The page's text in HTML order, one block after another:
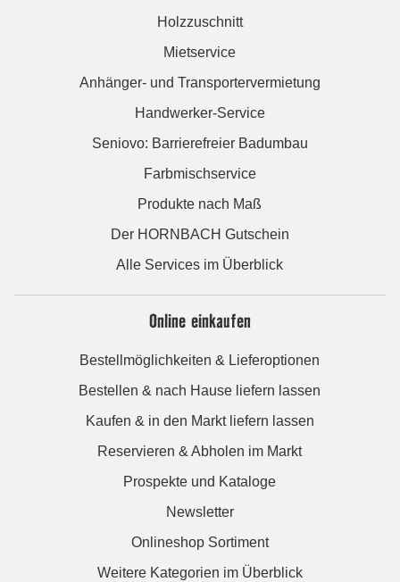
Holzzuschnitt
Mietservice
Anhänger- und Transportervermietung
Handwerker-Service
Seniovo: Barrierefreier Badumbau
Farbmischservice
Produkte nach Maß
Der HORNBACH Gutschein
Alle Services im Überblick
Online einkaufen
Bestellmöglichkeiten & Lieferoptionen
Bestellen & nach Hause liefern lassen
Kaufen & in den Markt liefern lassen
Reservieren & Abholen im Markt
Prospekte und Kataloge
Newsletter
Onlineshop Sortiment
Weitere Kategorien im Überblick